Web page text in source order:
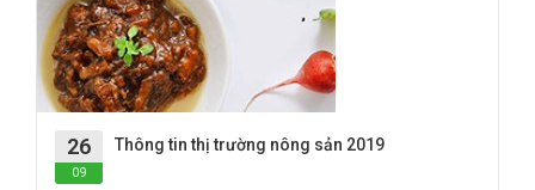
26
09
Thông tin thị trường nông sản 2019